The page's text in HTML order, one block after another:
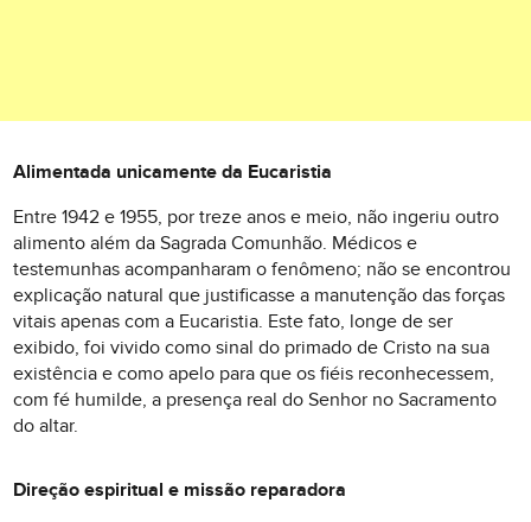
Alimentada unicamente da Eucaristia
Entre 1942 e 1955, por treze anos e meio, não ingeriu outro
alimento além da Sagrada Comunhão. Médicos e
testemunhas acompanharam o fenômeno; não se encontrou
explicação natural que justificasse a manutenção das forças
vitais apenas com a Eucaristia. Este fato, longe de ser
exibido, foi vivido como sinal do primado de Cristo na sua
existência e como apelo para que os fiéis reconhecessem,
com fé humilde, a presença real do Senhor no Sacramento
do altar.
Direção espiritual e missão reparadora